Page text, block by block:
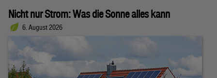
Nicht nur Strom: Was die Sonne alles kann
6. August 2026